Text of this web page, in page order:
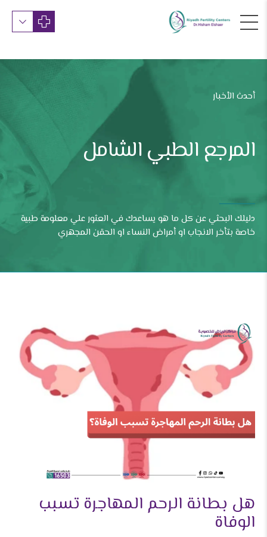
أحدث الأخبار
المرجع الطبي الشامل
دليلك البحثي عن كل ما هو يساعدك في العثور علي معلومة طبية
خاصة بتأخر الانجاب او أمراض النساء او الحقن المجهري
هل بطانة الرحم المهاجرة تسبب
الوفاة